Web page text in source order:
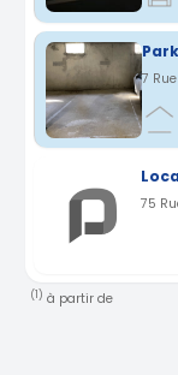
75
(1) à partir de